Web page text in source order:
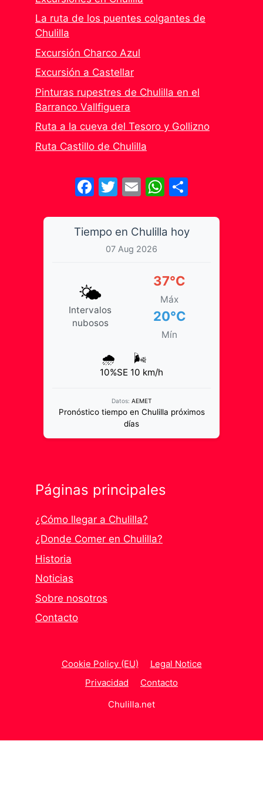
La ruta de los puentes colgantes de
Chulilla
Excursión Charco Azul
Excursión a Castellar
Pinturas rupestres de Chulilla en el
Barranco Vallfiguera
Ruta a la cueva del Tesoro y Gollizno
Ruta Castillo de Chulilla
Facebook
Twitter
EmailWhatsApp
Tiempo en Chulilla hoy
07 Aug 2026
🌤️
Intervalos
nubosos
37°C
Máx
20°C
Mín
🌧️
10%
🌬️
SE 10 km/h
Datos: AEMET
Pronóstico tiempo en Chulilla próximos
días
Páginas principales
¿Cómo llegar a Chulilla?
¿Donde Comer en Chulilla?
Historia
Noticias
Sobre nosotros
Contacto
Cookie Policy (EU)
Legal Notice
Privacidad
Contacto
Chulilla.net